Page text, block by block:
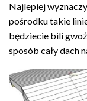
Najlepiej
pośrodku takie
będziecie bili
sposób cały dach